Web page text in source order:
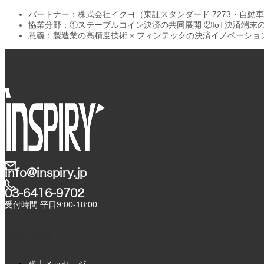
パートナー：株式会社イクヨ（東証スタンダード 7273・自動車
協業分野：①ステーブルコイン決済の共同展開 ②IoT決済端末
意義：製造業の高精度技術 × フィンテックの決済イノベーショ
info@inspiry.jp
03-6416-9702​
受付時間 平日9:00-18:00